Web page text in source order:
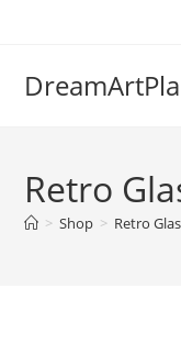
Retro
> Shop > Retro